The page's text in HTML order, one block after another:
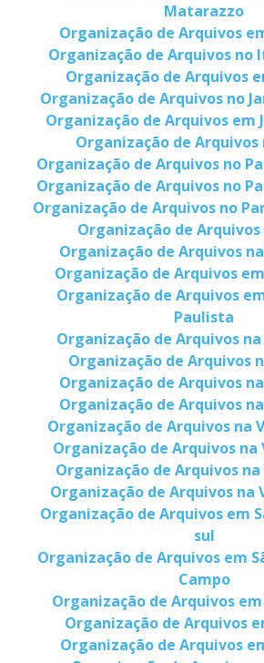
Matarazzo
Organização de Arquivos
Organização de Arquivos no
Organização de Arquivos
Organização de Arquivos no
Organização de Arquivos em
Organização de Arquivos
Organização de Arquivos no
Organização de Arquivos no
Organização de Arquivos no
Organização de Arquivos
Organização de Arquivos
Organização de Arquivos
Organização de Arquivos
Paulista
Organização de Arquivos
Organização de Arquivos
Organização de Arquivos
Organização de Arquivos
Organização de Arquivos na
Organização de Arquivos na
Organização de Arquivos
Organização de Arquivos na
Organização de Arquivos em
sul
Organização de Arquivos em
Campo
Organização de Arquivos
Organização de Arquivos
Organização de Arquivos